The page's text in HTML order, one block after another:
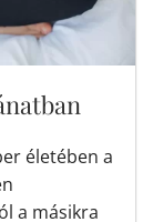
életében a
a másikra